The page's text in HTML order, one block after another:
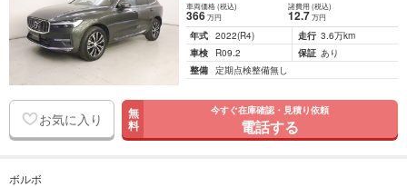
車両価格(税込)
366万円
諸費用 (税込)
12.7 万円
年式 2022(R4) 走行 3.6万km
車検
R09.2 保証 あり
整備 定期点検整備無し
お気に入り 無
料
今すぐ在庫確認・見積り依頼
電話する
ボルボ